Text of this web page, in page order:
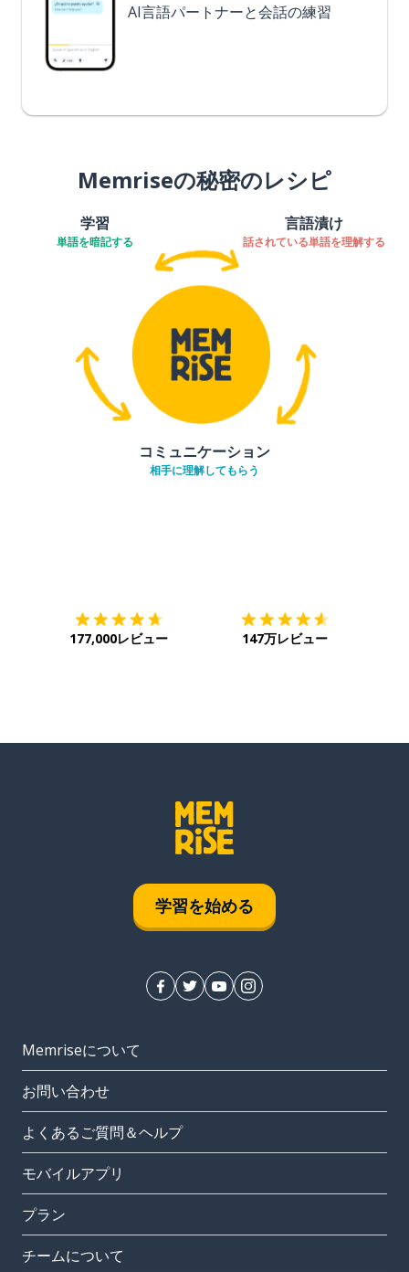
AI言語パートナーと会話の練習
Memriseの秘密のレシピ
学習
単語を暗記する
言語漬け
話されている単語を理解する
コミュニケーション
相手に理解してもらう
177,000レビュー 147万レビュー
学習を始める
Memriseについて
お問い合わせ
よくあるご質問＆ヘルプ
モバイルアプリ
プラン
チームについて